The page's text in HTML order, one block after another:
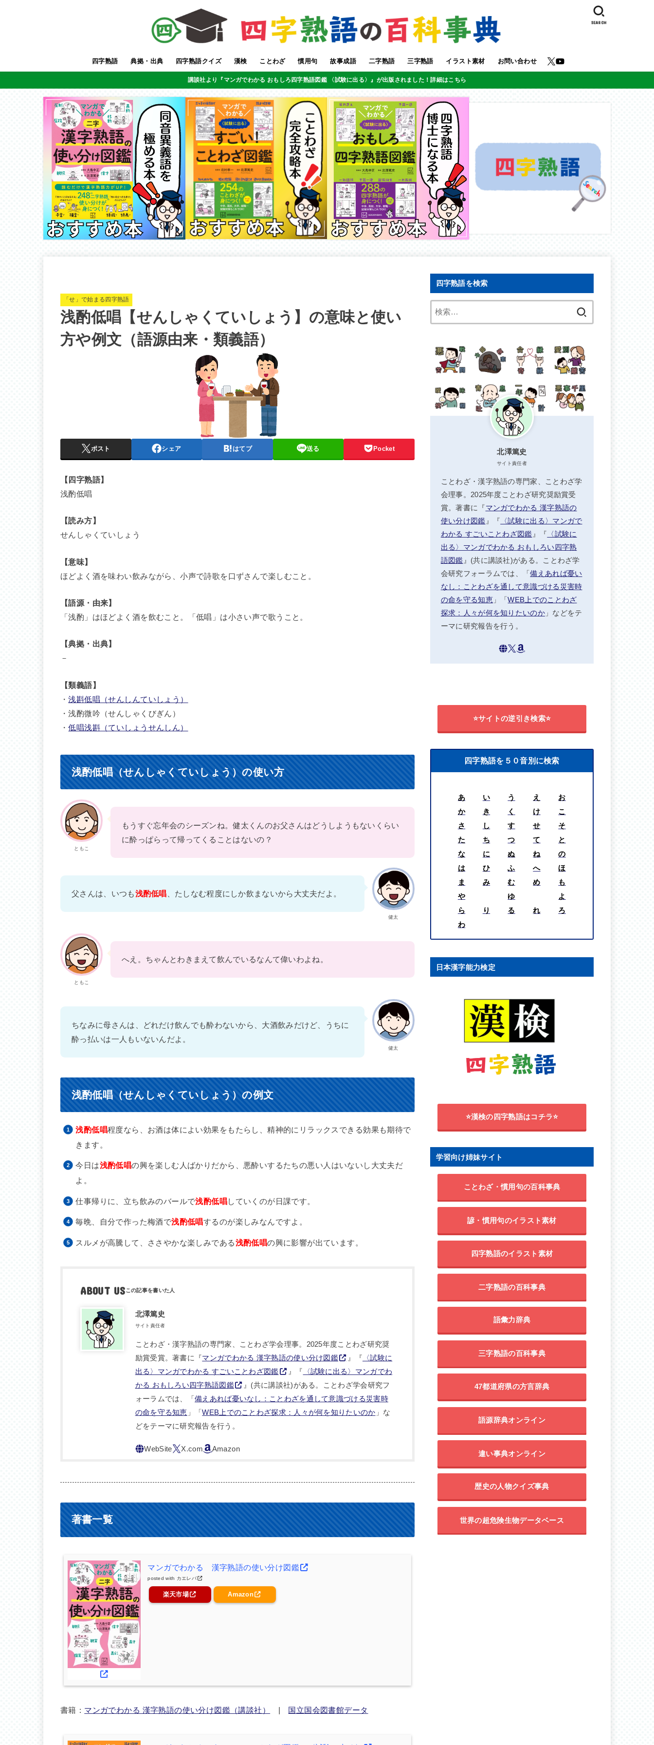
四字熟語 典拠・出典 四字熟語クイズ 漢検 ことわざ 慣用句 故事成語 二字熟語 三字熟語 イラスト素材 お問い合わせ
SEARCH
講談社より『マンガでわかる おもしろ四字熟語図鑑 〈試験に出る〉』が出版されました！詳細はこちら
「せ」で始まる四字熟語
浅酌低唱【せんしゃくていしょう】の意味と使い
方や例文（語源由来・類義語）
ポスト シェア はてブ 送る Pocket
【四字熟語】
浅酌低唱
【読み方】
せんしゃくていしょう
【意味】
ほどよく酒を味わい飲みながら、小声で詩歌を口ずさんで楽しむこと。
【語源・由来】
「浅酌」はほどよく酒を飲むこと。「低唱」は小さい声で歌うこと。
【典拠・出典】
－
【類義語】
・浅斟低唱（せんしんていしょう）
・浅酌微吟（せんしゃくびぎん）
・低唱浅斟（ていしょうせんしん）
浅酌低唱（せんしゃくていしょう）の使い方
ともこ
もうすぐ忘年会のシーズンね。健太くんのお父さんはどうしようもないくらい
に酔っぱらって帰ってくることはないの？
健太
父さんは、いつも浅酌低唱 、たしなむ程度にしか飲まないから大丈夫だよ。
ともこ
へえ。ちゃんとわきまえて飲んでいるなんて偉いわよね。
健太
ちなみに母さんは、どれだけ飲んでも酔わないから、大酒飲みだけど、うちに
酔っ払いは一人もいないんだよ。
浅酌低唱（せんしゃくていしょう）の例文
浅酌低唱程度なら、お酒は体によい効果をもたらし、精神的にリラックスできる効果も期待で
きます。
今日は浅酌低唱の興を楽しむ人ばかりだから、悪酔いするたちの悪い人はいないし大丈夫だ
よ。
仕事帰りに、立ち飲みのバールで浅酌低唱していくのが日課です。
毎晩、自分で作った梅酒で浅酌低唱するのが楽しみなんですよ。
スルメが高騰して、ささやかな楽しみである浅酌低唱の興に影響が出ています。
ABOUT US
北澤篤史
サイト責任者
ことわざ・漢字熟語の専門家、ことわざ学会理事。2025年度ことわざ研究奨
励賞受賞。著書に『マンガでわかる 漢字熟語の使い分け図鑑 』『 〈試験に
出る〉マンガでわかる すごいことわざ図鑑
』『 〈試験に出る〉マンガでわ
かる おもしろい四字熟語図鑑
』(共に講談社)がある。ことわざ学会研究フ
ォーラムでは、「備えあれば憂いなし：ことわざを通して意識づける災害時
の命を守る知恵 」「WEB上でのことわざ探求：人々が何を知りたいのか 」な
どをテーマに研究報告を行う。
著書一覧
マンガでわかる 漢字熟語の使い分け図鑑
posted with カエレバ
楽天市場 Amazon
書籍： マンガでわかる 漢字熟語の使い分け図鑑（講談社） | 国立国会図書館データ
四字熟語を検索
北澤篤史
サイト責任者
ことわざ・漢字熟語の専門家、ことわざ学
会理事。2025年度ことわざ研究奨励賞受
賞。著書に『マンガでわかる 漢字熟語の
使い分け図鑑 』『 〈試験に出る〉マンガで
わかる すごいことわざ図鑑 』『 〈試験に
出る〉マンガでわかる おもしろい四字熟
語図鑑 』(共に講談社)がある。ことわざ学
会研究フォーラムでは、「備えあれば憂い
なし：ことわざを通して意識づける災害時
の命を守る知恵」「WEB上でのことわざ
探求：人々が何を知りたいのか」などをテ
ーマに研究報告を行う。
⭐サイトの逆引き検索⭐
四字熟語を５０音別に検索
あ い う え
お
か
き く け
こ
さ
し す せ
そ
た
ち つ て
と
な
に ぬ ね
の
は
ひ ふ へ
ほ
ま
み む め
も
や
ゆ
よ
ら
り る れ
ろ
わ
日本漢字能力検定
⭐漢検の四字熟語はコチラ⭐
学習向け姉妹サイト
ことわざ・慣用句の百科事典
諺・慣用句のイラスト素材
四字熟語のイラスト素材
二字熟語の百科事典
語彙力辞典
三字熟語の百科事典
47都道府県の方言辞典
語源辞典オンライン
違い事典オンライン
歴史の人物クイズ事典
世界の超危険生物データベース